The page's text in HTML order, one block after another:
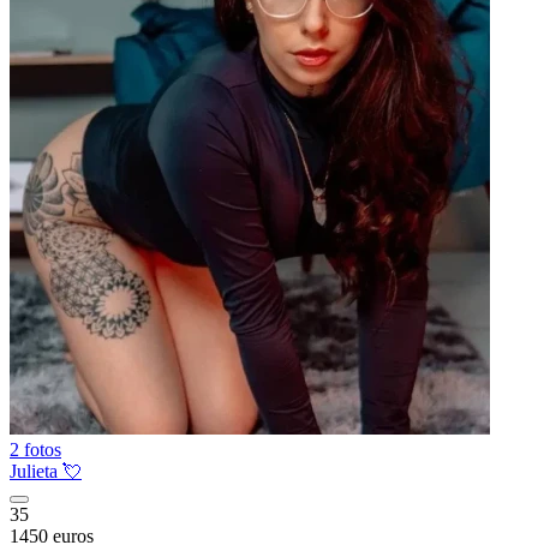
2 fotos
Julieta 💘
35
1450 euros